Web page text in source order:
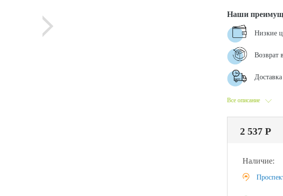
Все описание
Наши
Низкие
Возврат
2 537 Р
Наличие: